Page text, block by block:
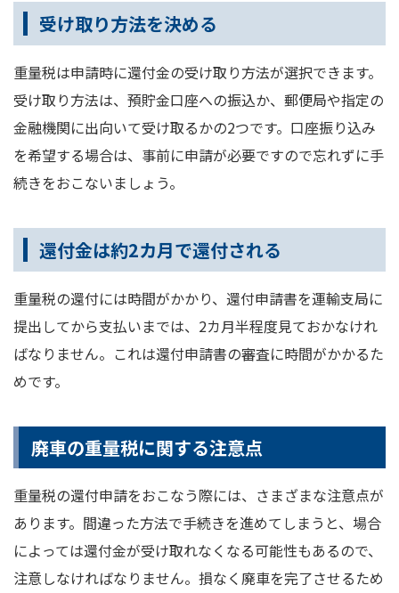
受け取り方法を決める
重量税は申請時に還付金の受け取り方法が選択できます。
受け取り方法は、預貯金口座への振込か、郵便局や指定の
金融機関に出向いて受け取るかの2つです。口座振り込み
を希望する場合は、事前に申請が必要ですので忘れずに手
続きをおこないましょう。
還付金は約2カ月で還付される
重量税の還付には時間がかかり、還付申請書を運輸支局に
提出してから支払いまでは、2カ月半程度見ておかなけれ
ばなりません。これは還付申請書の審査に時間がかかるた
めです。
廃車の重量税に関する注意点
重量税の還付申請をおこなう際には、さまざまな注意点が
あります。間違った方法で手続きを進めてしまうと、場合
によっては還付金が受け取れなくなる可能性もあるので、
注意しなければなりません。損なく廃車を完了させるため